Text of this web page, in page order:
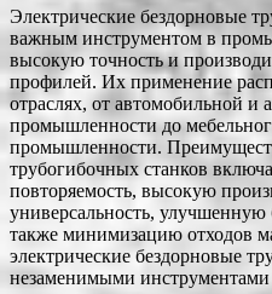
Электрические бездорновые
важным инструментом в
высокую точность и
профилей. Их применение
отраслях, от автомобильной и
промышленности до
промышленности.
трубогибочных станков
повторяемость, высокую
универсальность, улучшенную
также минимизацию отходов
электрические бездорновые
незаменимыми